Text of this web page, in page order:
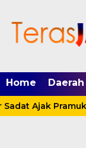
Home Daerah
Ajak